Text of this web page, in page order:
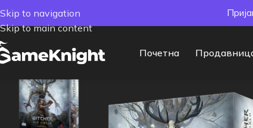
Skip to navigation
Skip to main content
Почетна